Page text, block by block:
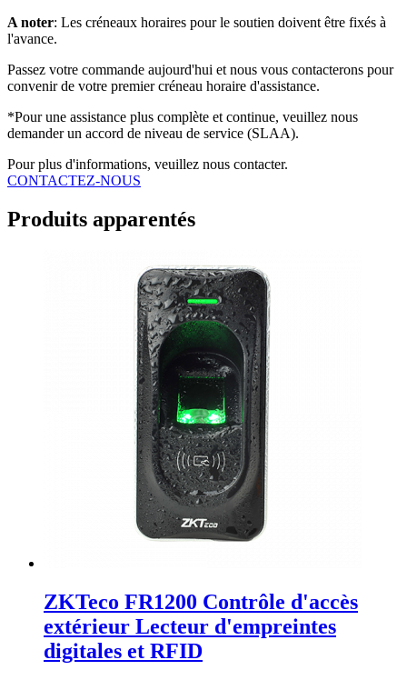
A noter: Les créneaux horaires pour le soutien doivent être fixés à
l'avance.
Passez votre commande aujourd'hui et nous vous contacterons pour
convenir de votre premier créneau horaire d'assistance.
*Pour une assistance plus complète et continue, veuillez nous
demander un accord de niveau de service (SLAA).
Pour plus d'informations, veuillez nous contacter.
CONTACTEZ-NOUS
Produits apparentés
ZKTeco FR1200 Contrôle d'accès
extérieur Lecteur d'empreintes
digitales et RFID